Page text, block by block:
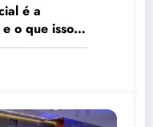
é a
o que isso